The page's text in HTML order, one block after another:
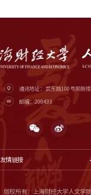
通讯地址：武东路100号同新楼
邮编：200433
友情链接
版权所有：上海财经大学人文学院